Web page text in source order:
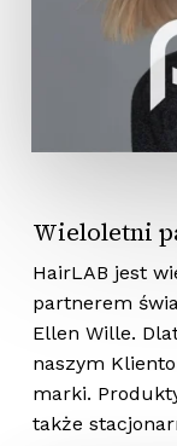
Wieloletni
HairLAB jest
partnerem
Ellen Wille.
naszym
marki.
także